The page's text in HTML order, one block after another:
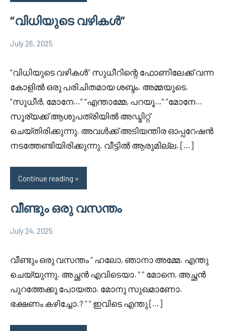
“വിധിയുടെ വഴികൾ”
Uncategorized
July 26, 2025
Faisal
“വിധിയുടെ വഴികൾ” സുധീറിന്റെ ഫോണിലേക്ക് വന്ന
കോളിൽ ഒരു പരിചിതമായ ശബ്ദം. അമ്മയുടെ.
“സുധീർ, മോനേ…” “എന്താമ്മേ, പറയൂ…” “മോനേ…
സൂര്യക്ക് ആശുപത്രിയിൽ അഡ്മിറ്റ്
ചെയ്തിരിക്കുന്നു. അവൾക്ക് അടിയന്തിര ഓപ്പറേഷൻ
നടത്തേണ്ടിയിരിക്കുന്നു. വീട്ടിൽ ആരുമില്ല. […]
Continue reading
വീണ്ടും ഒരു വസന്തം
July 24, 2025
Shareej
വീണ്ടും ഒരു വസന്തം ” ഹലോ, ഞാനാ അമ്മേ. എന്തു
ചെയ്യുന്നു. അച്ഛൻ എവിടെയാ. ” ” മോനെ, അച്ഛൻ
പുറത്തേക്കു പോയതാ. മോനു സുഖമാണോ.
ഭക്ഷണം കഴിച്ചോ.? ” ” ഇവിടെ എന്തു […]